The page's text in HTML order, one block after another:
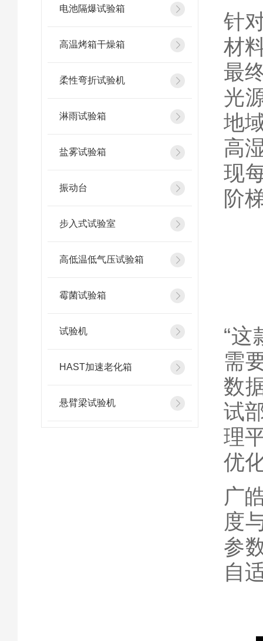
电池隔爆试验箱
高温烤箱干燥箱
柔性弯折试验机
淋雨试验箱
盐雾试验箱
振动台
步入式试验室
高低温低气压试验箱
霉菌试验箱
试验机
HAST加速老化箱
悬臂梁试验机
针
材
最
光
地
高
现
阶
“这
需
数
试
理
优
广
度
参
自